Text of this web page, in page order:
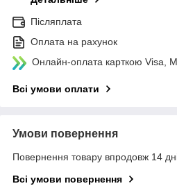
Післяплата
Оплата на рахунок
Онлайн-оплата карткою Visa,
Всі умови оплати
Умови повернення
Повернення товару впродовж 14
Всі умови повернення